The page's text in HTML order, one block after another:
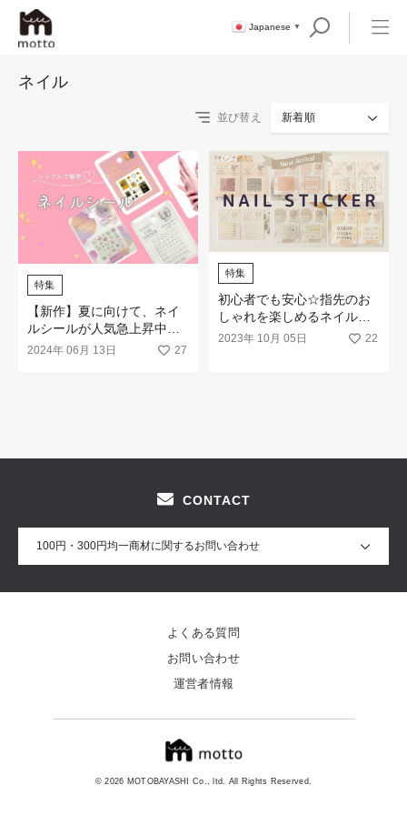
Japanese ▼
ネイル
並び替え 新着順
特集
【新作】夏に向けて、ネイ
ルシールが人気急上昇中で
す！
2024年 06月 13日 27
特集
初心者でも安心☆指先のお
しゃれを楽しめるネイルシ
ールの新作が登場！
2023年 10月 05日 22
CONTACT
100円・300円均一商材に関するお問い合わせ
© 2026 MOTOBAYASHI Co., ltd. All Rights Reserved.
よくある質問
お問い合わせ
運営者情報